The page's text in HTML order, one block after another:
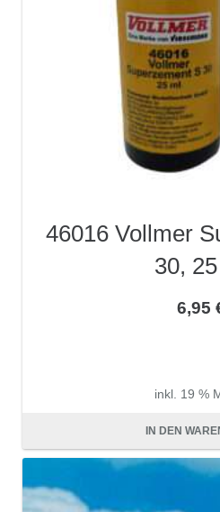
46016 Vollmer
30,
6,95
inkl. 19 %
zzgl.
IN DEN